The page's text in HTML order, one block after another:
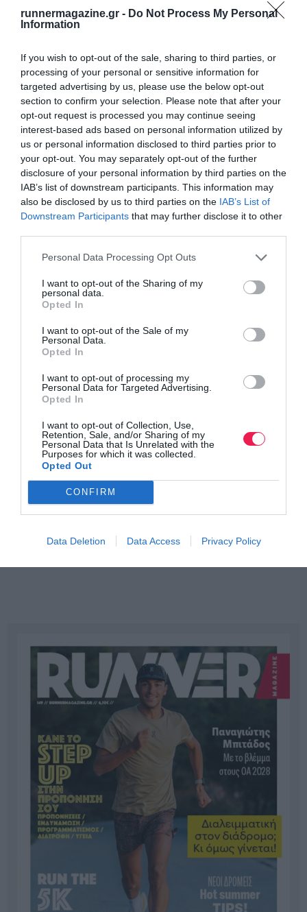
runnermagazine.gr - Do Not Process My Personal
Information
If you wish to opt-out of the sale, sharing to third parties, or
processing of your personal or sensitive information for
targeted advertising by us, please use the below opt-out
section to confirm your selection. Please note that after your
opt-out request is processed you may continue seeing
interest-based ads based on personal information utilized by
us or personal information disclosed to third parties prior to
your opt-out. You may separately opt-out of the further
disclosure of your personal information by third parties on the
IAB’s list of downstream participants. This information may
also be disclosed by us to third parties on the IAB’s List of
Downstream Participants that may further disclose it to other
Personal Data Processing Opt Outs
I want to opt-out of the Sharing of my
personal data.
Opted In
I want to opt-out of the Sale of my
Personal Data.
Opted In
I want to opt-out of processing my
Personal Data for Targeted Advertising.
Opted In
I want to opt-out of Collection, Use,
Retention, Sale, and/or Sharing of my
Personal Data that Is Unrelated with the
Purposes for which it was collected.
Opted Out
CONFIRM
Data Deletion Data Access Privacy Policy